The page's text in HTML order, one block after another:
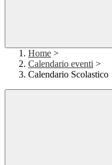
Home >
Calendario eventi >
Calendario Scolastico